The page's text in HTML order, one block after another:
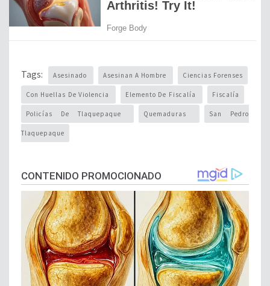
Tags: Asesinado Asesinan A Hombre Ciencias Forenses
Con Huellas De Violencia Elemento De Fiscalía Fiscalía
Policías De Tlaquepaque Quemaduras San Pedro
Tlaquepaque
CONTENIDO PROMOCIONADO